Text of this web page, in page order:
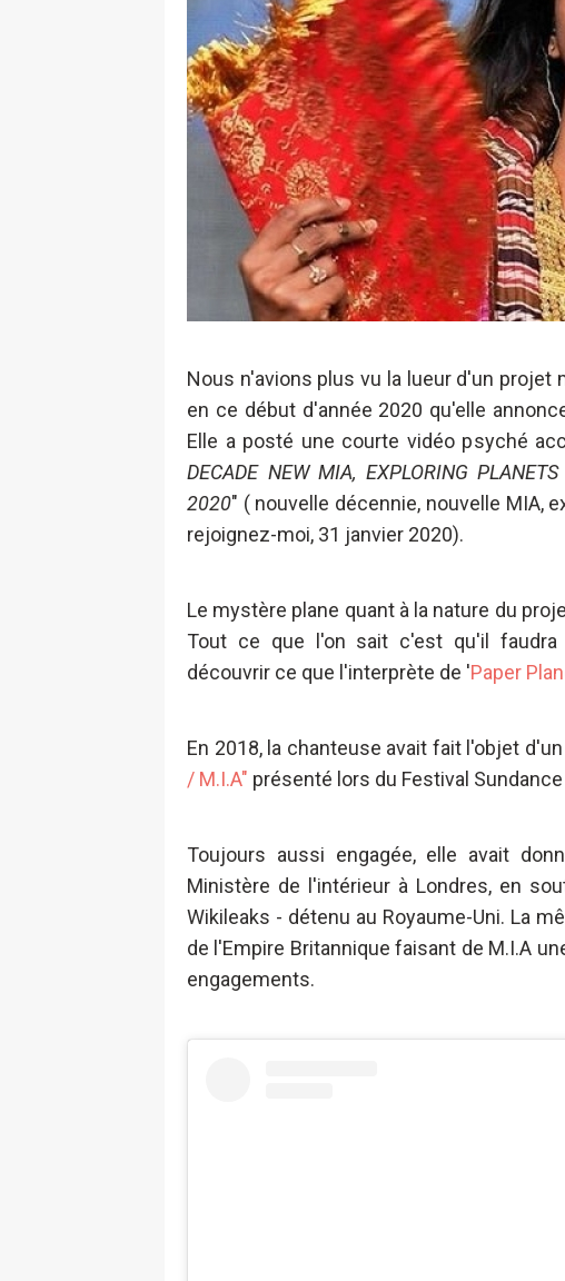
Nous n'avions plus vu la lueur d'un
en ce début d'année 2020 qu'elle
Elle a posté une courte vidéo psyché
DECADE NEW MIA, EXPLORING
2020" ( nouvelle décennie, nouvelle MIA,
rejoignez-moi, 31 janvier 2020).
Le mystère plane quant à la nature du
Tout ce que l'on sait c'est qu'il faudra
découvrir ce que l'interprète de 'Paper
En 2018, la chanteuse avait fait l'objet d'un
/ M.I.A" présenté lors du Festival
Toujours aussi engagée, elle avait
Ministère de l'intérieur à Londres, en
Wikileaks - détenu au Royaume-Uni. La
de l'Empire Britannique faisant de M.I.A
engagements.